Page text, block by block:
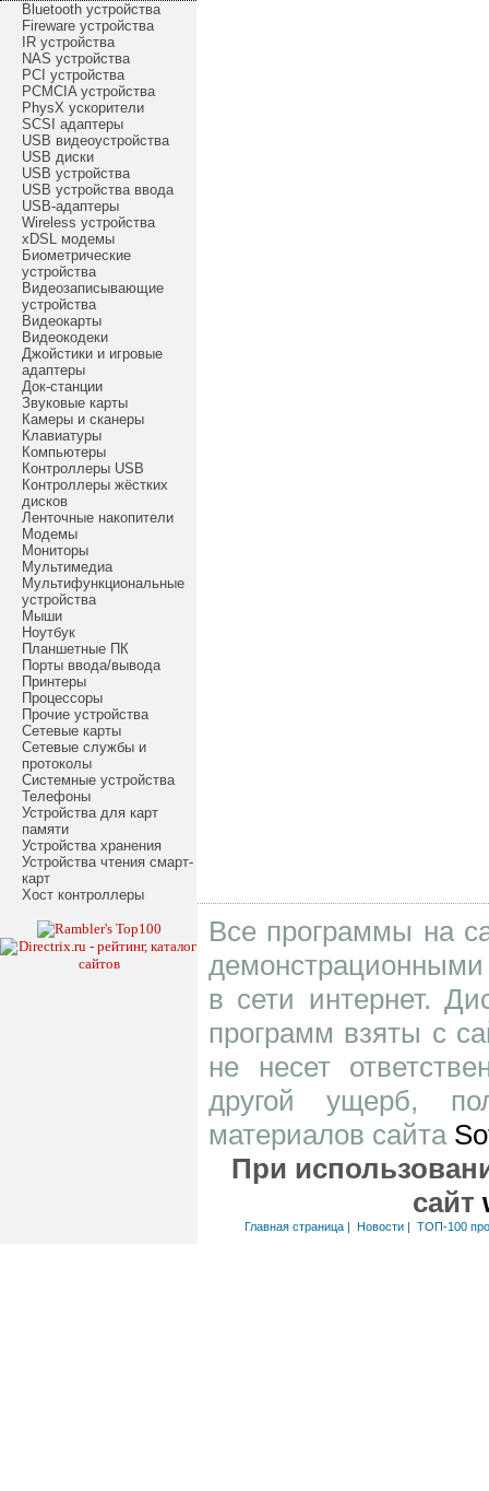
Bluetooth устройства
Fireware устройства
IR устройства
NAS устройства
PCI устройства
PCMCIA устройства
PhysX ускорители
SCSI адаптеры
USB видеоустройства
USB диски
USB устройства
USB устройства ввода
USB-адаптеры
Wireless устройства
xDSL модемы
Биометрические
устройства
Видеозаписывающие
устройства
Видеокарты
Видеокодеки
Джойстики и игровые
адаптеры
Док-станции
Звуковые карты
Камеры и сканеры
Клавиатуры
Компьютеры
Контроллеры USB
Контроллеры жёстких
дисков
Ленточные накопители
Модемы
Мониторы
Мультимедиа
Мультифункциональные
устройства
Мыши
Ноутбук
Планшетные ПК
Порты ввода/вывода
Принтеры
Процессоры
Прочие устройства
Сетевые карты
Сетевые службы и
протоколы
Системные устройства
Телефоны
Устройства для карт
памяти
Устройства хранения
Устройства чтения смарт-
карт
Хост контроллеры
Все программы на
в сети интернет.
программ взяты с
не несет
другой ущерб,
материалов сайта
При
сайт
Главная страница| Новости| ТОП-100